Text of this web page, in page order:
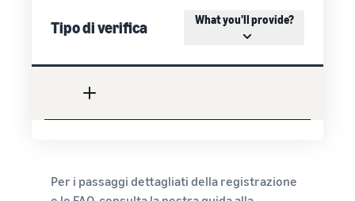
Tipo di verifica What you'll provide?
Per i passaggi dettagliati della registrazione